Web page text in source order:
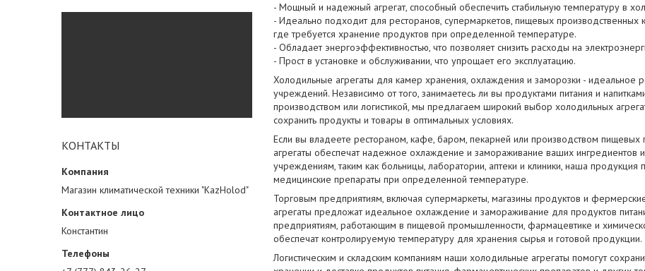
КОНТАКТЫ
Магазин климатической техники "KazHolod"
Константин
- Мощный и надежный агрегат, способный обеспечить стабильную температуру в
- Идеально подходит для ресторанов, супермаркетов, пищевых производственных
где требуется хранение продуктов при определенной температуре.
- Обладает энергоэффективностью, что позволяет снизить расходы на
- Прост в установке и обслуживании, что упрощает его эксплуатацию.
Холодильные агрегаты для камер хранения, охлаждения и заморозки - идеальное
учреждений. Независимо от того, занимаетесь ли вы продуктами питания и
производством или логистикой, мы предлагаем широкий выбор холодильных
сохранить продукты и товары в оптимальных условиях.
Если вы владеете рестораном, кафе, баром, пекарней или производством
агрегаты обеспечат надежное охлаждение и замораживание ваших ингредиентов
учреждениям, таким как больницы, лаборатории, аптеки и клиники, наша продукция
медицинские препараты при определенной температуре.
Торговым предприятиям, включая супермаркеты, магазины продуктов и
агрегаты предложат идеальное охлаждение и замораживание для продуктов
предприятиям, работающим в пищевой промышленности, фармацевтике и
обеспечат контролируемую температуру для хранения сырья и готовой продукции.
Логистическим и складским компаниям наши холодильные агрегаты помогут